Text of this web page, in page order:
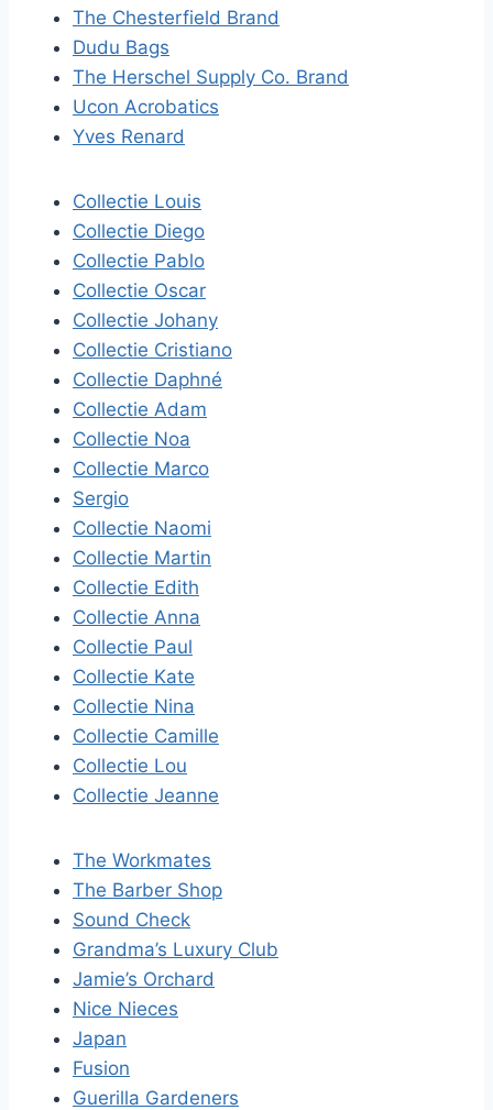
The Chesterfield Brand
Dudu Bags
The Herschel Supply Co. Brand
Ucon Acrobatics
Yves Renard
Collectie Louis
Collectie Diego
Collectie Pablo
Collectie Oscar
Collectie Johany
Collectie Cristiano
Collectie Daphné
Collectie Adam
Collectie Noa
Collectie Marco
Sergio
Collectie Naomi
Collectie Martin
Collectie Edith
Collectie Anna
Collectie Paul
Collectie Kate
Collectie Nina
Collectie Camille
Collectie Lou
Collectie Jeanne
The Workmates
The Barber Shop
Sound Check
Grandma’s Luxury Club
Jamie’s Orchard
Nice Nieces
Japan
Fusion
Guerilla Gardeners